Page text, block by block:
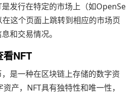
发行在特定的市场上（如OpenSe
这个页面上跳转到相应的市场页
和交易情况。
看NFT
是一种在区块链上存储的数字资
产，NFT具有独特性和唯一性，